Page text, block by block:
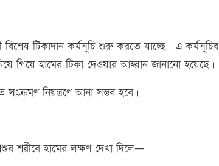
টিকাদান কর্মসূচি শুরু করতে যাচ্ছে। এ কর্মসূচির
গিয়ে হামের টিকা দেওয়ার আহ্বান জানানো হয়েছে।
নিয়ন্ত্রণে আনা সম্ভব হবে।
শরীরে হামের লক্ষণ দেখা দিলে—